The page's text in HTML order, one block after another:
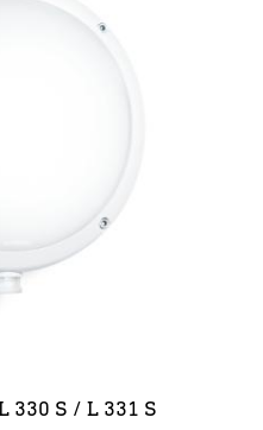
330 S / L 331 S